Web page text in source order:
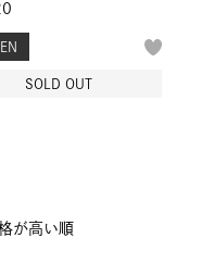
SOLD OUT
が高い順